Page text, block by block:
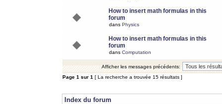
How to insert math formulas in this
forum
dans Physics
How to insert math formulas in this
forum
dans Computation
Afficher les messages précédents:
Page 1 sur 1 [ La recherche a trouvée 15 résultats ]
Index du forum